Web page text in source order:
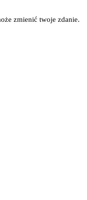
zmienić twoje zdanie.